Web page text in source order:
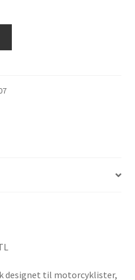
designet til motorcyklister,